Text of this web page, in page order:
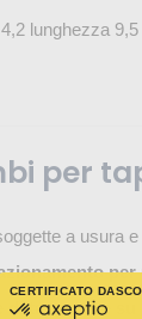
CERTIFICATO DA
lunghezza
per
a usura
per
tapparelle su